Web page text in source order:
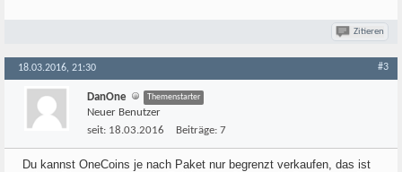
Zitieren
18.03.2016, 21:30 #3
DanOne Themenstarter
Neuer Benutzer
seit: 18.03.2016 Beiträge: 7
Du kannst OneCoins je nach Paket nur begrenzt verkaufen, das ist